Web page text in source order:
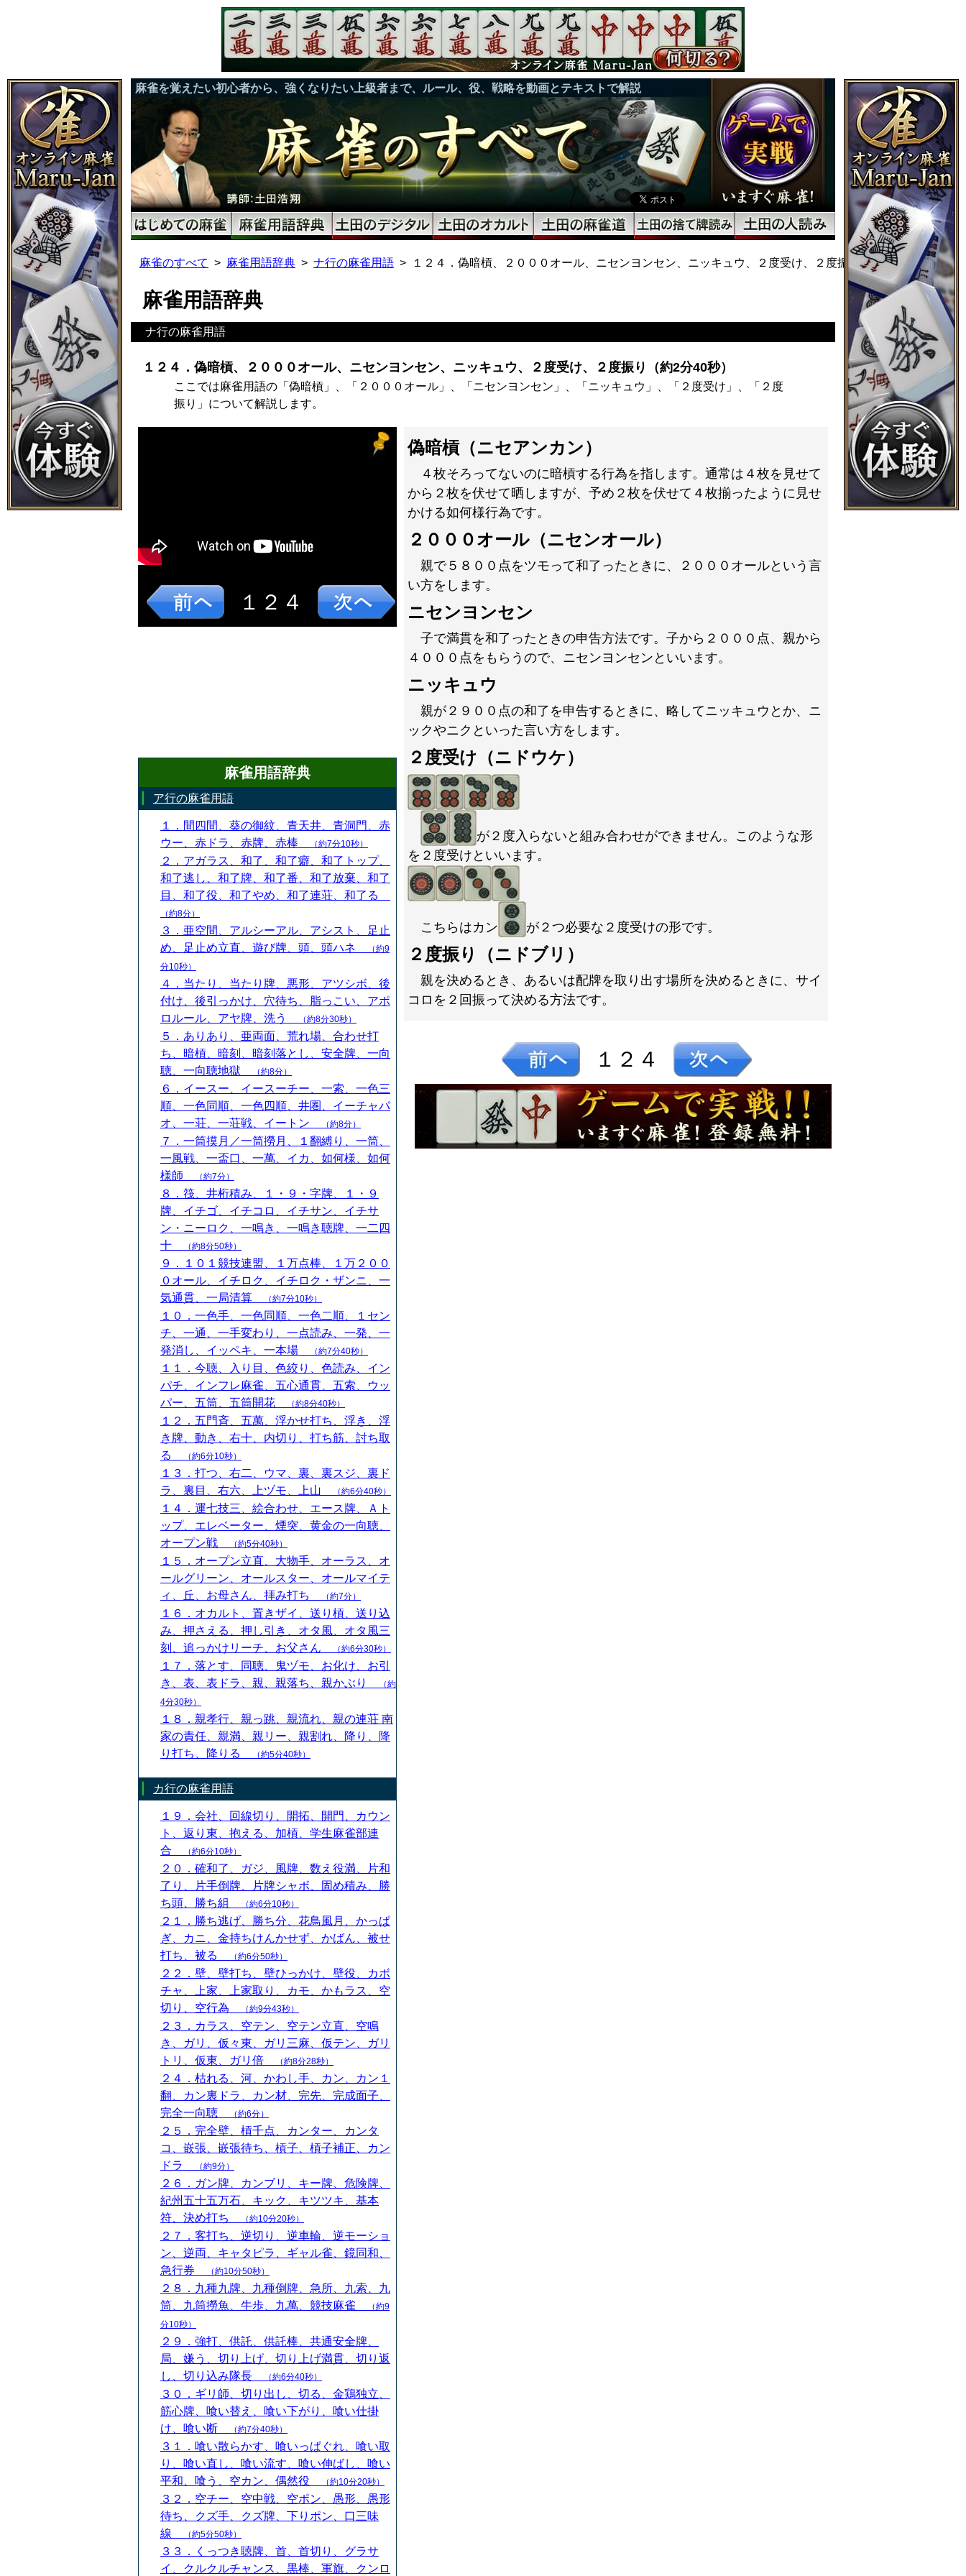
麻雀を覚えたい初心者から、強くなりたい上級者まで、ルール、役、戦略を動画とテキストで解説
麻雀のすべて 麻雀用語辞典 ナ行の麻雀用語 １２４．偽暗槓、２０００オール、ニセンヨンセン、ニッキュウ、２度受け、２度振り
麻雀用語辞典
ナ行の麻雀用語
１２４．偽暗槓、２０００オール、ニセンヨンセン、ニッキュウ、２度受け、２度振り（約2分40秒）
ここでは麻雀用語の「偽暗槓」、「２０００オール」、「ニセンヨンセン」、「ニッキュウ」、「２度受け」、「２度
振り」について解説します。
１２４
麻雀用語辞典
ア行の麻雀用語
１．間四間、葵の御紋、青天井、青洞門、赤
ウー、赤ドラ、赤牌、赤棒
（約7分10秒）
２．アガラス、和了、和了癖、和了トップ、
和了逃し、和了牌、和了番、和了放棄、和了
目、和了役、和了やめ、和了連荘、和了る
（約8分）
３．亜空間、アルシーアル、アシスト、足止
め、足止め立直、遊び牌、頭、頭ハネ
（約9
分10秒）
４．当たり、当たり牌、悪形、アツシボ、後
付け、後引っかけ、穴待ち、脂っこい、アポ
ロルール、アヤ牌、洗う
（約8分30秒）
５．ありあり、亜両面、荒れ場、合わせ打
ち、暗槓、暗刻、暗刻落とし、安全牌、一向
聴、一向聴地獄
（約8分）
６．イースー、イースーチー、一索、一色三
順、一色同順、一色四順、井圏、イーチャパ
オ、一荘、一荘戦、イートン
（約8分）
７．一筒摸月／一筒撈月、１翻縛り、一筒、
一風戦、一盃口、一萬、イカ、如何様、如何
様師
（約7分）
８．筏、井桁積み、１・９・字牌、１・９
牌、イチゴ、イチコロ、イチサン、イチサ
ン・ニーロク、一鳴き、一鳴き聴牌、一二四
十
（約8分50秒）
９．１０１競技連盟、１万点棒、１万２００
０オール、イチロク、イチロク・ザンニ、一
気通貫、一局清算
（約7分10秒）
１０．一色手、一色同順、一色二順、１セン
チ、一通、一手変わり、一点読み、一発、一
発消し、イッペキ、一本場
（約7分40秒）
１１．今聴、入り目、色絞り、色読み、イン
パチ、インフレ麻雀、五心通貫、五索、ウッ
パー、五筒、五筒開花
（約8分40秒）
１２．五門斉、五萬、浮かせ打ち、浮き、浮
き牌、動き、右十、内切り、打ち筋、討ち取
る
（約6分10秒）
１３．打つ、右二、ウマ、裏、裏スジ、裏ド
ラ、裏目、右六、上ヅモ、上山
（約6分40秒）
１４．運七技三、絵合わせ、エース牌、Ａト
ップ、エレベーター、煙突、黄金の一向聴、
オープン戦
（約5分40秒）
１５．オープン立直、大物手、オーラス、オ
ールグリーン、オールスター、オールマイテ
ィ、丘、お母さん、拝み打ち
（約7分）
１６．オカルト、置きザイ、送り槓、送り込
み、押さえる、押し引き、オタ風、オタ風三
刻、追っかけリーチ、お父さん
（約6分30秒）
１７．落とす、同聴、鬼ヅモ、お化け、お引
き、表、表ドラ、親、親落ち、親かぶり
（約
4分30秒）
１８．親孝行、親っ跳、親流れ、親の連荘 南
家の責任、親満、親リー、親割れ、降り、降
り打ち、降りる
（約5分40秒）
カ行の麻雀用語
１９．会社、回線切り、開拓、開門、カウン
ト、返り東、抱える、加槓、学生麻雀部連
合
（約6分10秒）
２０．確和了、ガジ、風牌、数え役満、片和
了り、片手倒牌、片牌シャボ、固め積み、勝
ち頭、勝ち組
（約6分10秒）
２１．勝ち逃げ、勝ち分、花鳥風月、かっぱ
ぎ、カニ、金持ちけんかせず、かばん、被せ
打ち、被る
（約6分50秒）
２２．壁、壁打ち、壁ひっかけ、壁役、カボ
チャ、上家、上家取り、カモ、かもラス、空
切り、空行為
（約9分43秒）
２３．カラス、空テン、空テン立直、空鳴
き、ガリ、仮々東、ガリ三麻、仮テン、ガリ
トリ、仮東、ガリ倍
（約8分28秒）
２４．枯れる、河、かわし手、カン、カン１
翻、カン裏ドラ、カン材、完先、完成面子、
完全一向聴
（約6分）
２５．完全壁、槓千点、カンター、カンタ
コ、嵌張、嵌張待ち、槓子、槓子補正、カン
ドラ
（約9分）
２６．ガン牌、カンブリ、キー牌、危険牌、
紀州五十五万石、キック、キツツキ、基本
符、決め打ち
（約10分20秒）
２７．客打ち、逆切り、逆車輪、逆モーショ
ン、逆両、キャタピラ、ギャル雀、鏡同和、
急行券
（約10分50秒）
２８．九種九牌、九種倒牌、急所、九索、九
筒、九筒撈魚、牛歩、九萬、競技麻雀
（約9
分10秒）
２９．強打、供託、供託棒、共通安全牌、
局、嫌う、切り上げ、切り上げ満貫、切り返
し、切り込み隊長
（約6分40秒）
３０．ギリ師、切り出し、切る、金鶏独立、
筋心牌、喰い替え、喰い下がり、喰い仕掛
け、喰い断
（約7分40秒）
３１．喰い散らかす、喰いっぱぐれ、喰い取
り、喰い直し、喰い流す、喰い伸ばし、喰い
平和、喰う、空カン、偶然役
（約10分20秒）
３２．空チー、空中戦、空ポン、愚形、愚形
待ち、クズ手、クズ牌、下りポン、口三味
線
（約5分50秒）
３３．くっつき聴牌、首、首切り、グラサ
イ、クルクルチャンス、黒棒、軍旗、クンロ
偽暗槓（ニセアンカン）
４枚そろってないのに暗槓する行為を指します。通常は４枚を見せて
から２枚を伏せて晒しますが、予め２枚を伏せて４枚揃ったように見せ
かける如何様行為です。
２０００オール（ニセンオール）
親で５８００点をツモって和了ったときに、２０００オールという言
い方をします。
ニセンヨンセン
子で満貫を和了ったときの申告方法です。子から２０００点、親から
４０００点をもらうので、ニセンヨンセンといいます。
ニッキュウ
親が２９００点の和了を申告するときに、略してニッキュウとか、ニ
ックやニクといった言い方をします。
２度受け（ニドウケ）
が２度入らないと組み合わせができません。このような形
を２度受けといいます。
こちらはカン が２つ必要な２度受けの形です。
２度振り（ニドブリ）
親を決めるとき、あるいは配牌を取り出す場所を決めるときに、サイ
コロを２回振って決める方法です。
１２４